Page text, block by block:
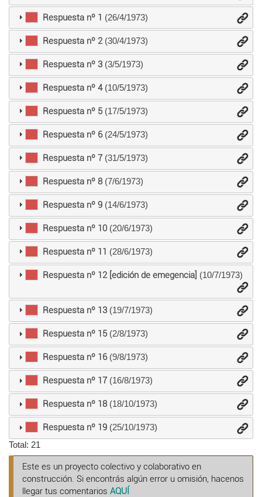
Respuesta nº 1 (26/4/1973)
Respuesta nº 2(30/4/1973)
Respuesta nº 3(3/5/1973)
Respuesta nº 4(10/5/1973)
Respuesta nº 5(17/5/1973)
Respuesta nº 6(24/5/1973)
Respuesta nº 7(31/5/1973)
Respuesta nº 8(7/6/1973)
Respuesta nº 9(14/6/1973)
Respuesta nº 10(20/6/1973)
Respuesta nº 11 (28/6/1973)
Respuesta nº 12 [edición de emegencia] (10/7/1973)
Respuesta nº 13(19/7/1973)
Respuesta nº 15(2/8/1973)
Respuesta nº 16(9/8/1973)
Respuesta nº 17(16/8/1973)
Respuesta nº 18(18/10/1973)
Respuesta nº 19(25/10/1973)
Total: 21
Este es un proyecto colectivo y colaborativo en
construcción. Si encontrás algún error u omisión, hacenos
llegar tus comentarios AQUÍ